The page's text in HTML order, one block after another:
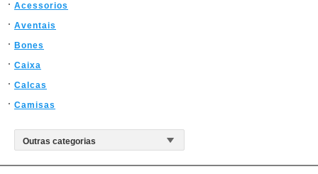
Acessorios
Aventais
Bones
Caixa
Calcas
Camisas